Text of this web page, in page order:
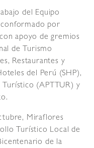
del Equipo
por
apoyo de gremios
de Turismo
Restaurantes y
del Perú (SHP),
Turístico (APTTUR) y
Miraflores
Turístico Local de
de la